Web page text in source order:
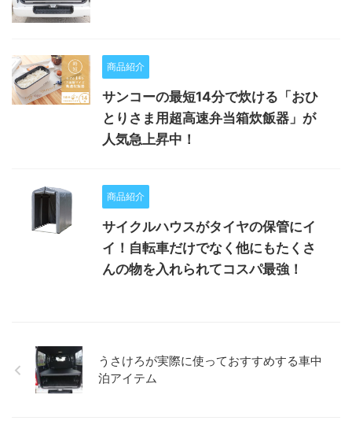
商品紹介
サンコーの最短14分で炊ける「おひ
とりさま用超高速弁当箱炊飯器」が
人気急上昇中！
商品紹介
サイクルハウスがタイヤの保管にイ
イ！自転車だけでなく他にもたくさ
んの物を入れられてコスパ最強！
うさけろが実際に使っておすすめする車中
泊アイテム